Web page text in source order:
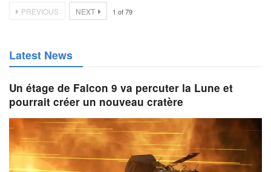
PREVIOUS NEXT 1 of79
Latest News
Un étage de Falcon 9 va percuter la Lune et
pourrait créer un nouveau cratère